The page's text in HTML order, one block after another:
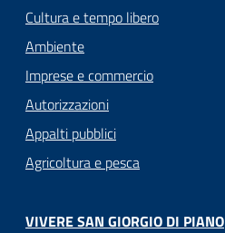
Cultura e tempo libero
Ambiente
Imprese e commercio
Autorizzazioni
Appalti pubblici
Agricoltura e pesca
VIVERE SAN GIORGIO DI PIANO